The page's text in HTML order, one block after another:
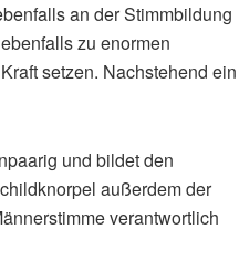
an der Stimmbildung
zu enormen
setzen. Nachstehend ein
und bildet den
außerdem der
verantwortlich